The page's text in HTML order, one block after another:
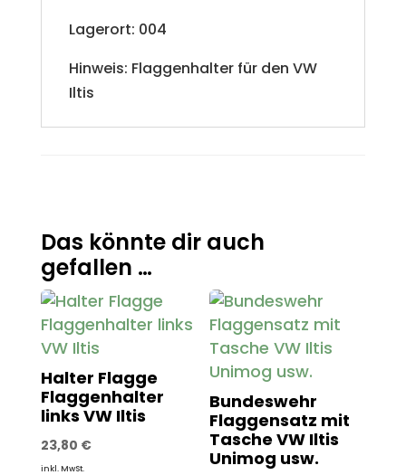
Lagerort: 004
Hinweis: Flaggenhalter für den VW
Iltis
Das könnte dir auch
gefallen …
Halter Flagge
Flaggenhalter
links VW Iltis
23,80 €
inkl. MwSt.
Bundeswehr
Flaggensatz mit
Tasche VW Iltis
Unimog usw.